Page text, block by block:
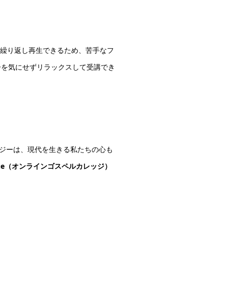
り返し再生できるため、苦手なフ
気にせずリラックスして受講でき
ーは、現代を生きる私たちの心も
オンラインゴスペルカレッジ）